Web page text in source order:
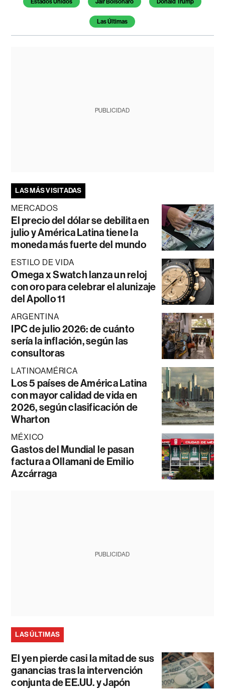
Estados Unidos Jair Bolsonaro Donald Trump
Las Últimas
PUBLICIDAD
LAS MÁS VISITADAS
MERCADOS
El precio del dólar se debilita en
julio y América Latina tiene la
moneda más fuerte del mundo
ESTILO DE VIDA
Omega x Swatch lanza un reloj
con oro para celebrar el alunizaje
del Apollo 11
ARGENTINA
IPC de julio 2026: de cuánto
sería la inflación, según las
consultoras
LATINOAMÉRICA
Los 5 países de América Latina
con mayor calidad de vida en
2026, según clasificación de
Wharton
MÉXICO
Gastos del Mundial le pasan
factura a Ollamani de Emilio
Azcárraga
PUBLICIDAD
LAS ÚLTIMAS
El yen pierde casi la mitad de sus
ganancias tras la intervención
conjunta de EE.UU. y Japón